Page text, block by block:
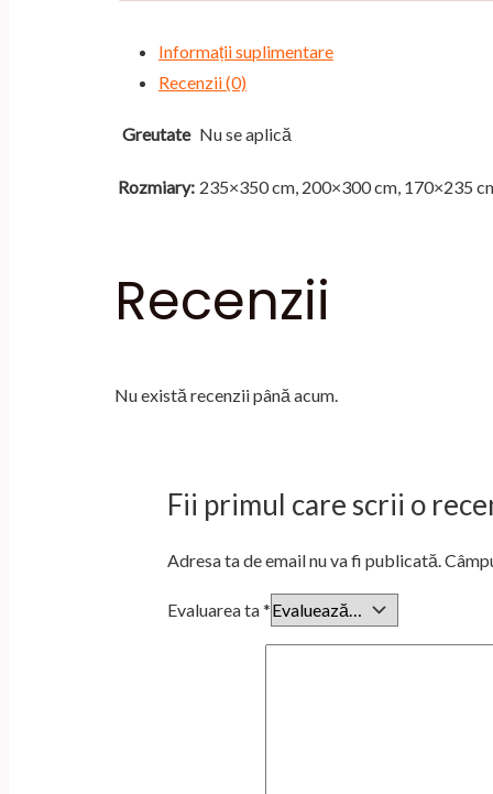
Informații suplimentare
Recenzii (0)
Greutate Nu se aplică
Rozmiary: 235×350 cm, 200×300 cm, 170×235
Recenzii
Nu există recenzii până acum.
Fii primul care scrii o
Adresa ta de email nu va fi publicată.
Evaluarea ta*